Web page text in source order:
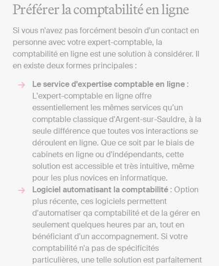
Préférer la comptabilité en ligne
Si vous n'avez pas forcément besoin d'un contact en
personne avec votre expert-comptable, la
comptabilité en ligne est une solution à considérer. Il
en existe deux formes principales :
Le service d'expertise comptable en ligne :
L'expert-comptable en ligne offre
essentiellement les mêmes services qu’un
comptable classique d'Argent-sur-Sauldre, à la
seule différence que toutes vos interactions se
déroulent en ligne. Que ce soit par le biais de
cabinets en ligne ou d'indépendants, cette
solution est accessible et très intuitive, même
pour les plus novices en informatique.
Logiciel automatisant la comptabilité : Option
plus récente, ces logiciels permettent
d'automatiser qa comptabilité et de la gérer en
seulement quelques heures par an, tout en
bénéficiant d'un accompagnement. Si votre
comptabilité n'a pas de spécificités
particulières, une telle solution est parfaitement